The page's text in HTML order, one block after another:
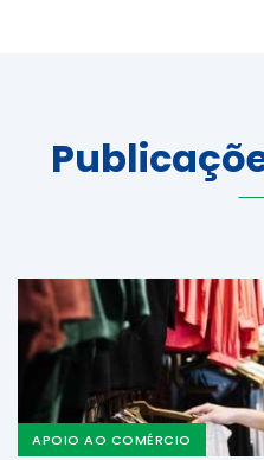
APOIO AO COMÉRCIO